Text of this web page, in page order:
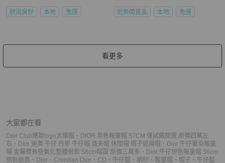
狀況良好 本地 免運 近新閒置品 本地 免運
看更多
大家都在看
Dior Club爆款logo太陽帽 、 DIOR 黑色報童帽 57CM 僅試戴閒置 原價四萬左
右 、 Dior 迪奧 牛仔 丹寧 牛仔帽 漁夫帽 休閒帽 帽子遮陽帽 、 Dior 牛仔暈染報童
帽 金屬標有些氧化整體很新 58cm帽圍 原價三萬多 、 Dior 牛仔拚色報童帽 56cm
很新迪奧 、 Dior 、 Christian Dior 、 CD 、 牛仔藍 、 網紗 、 報童帽 、 帽子 、 牛仔藍